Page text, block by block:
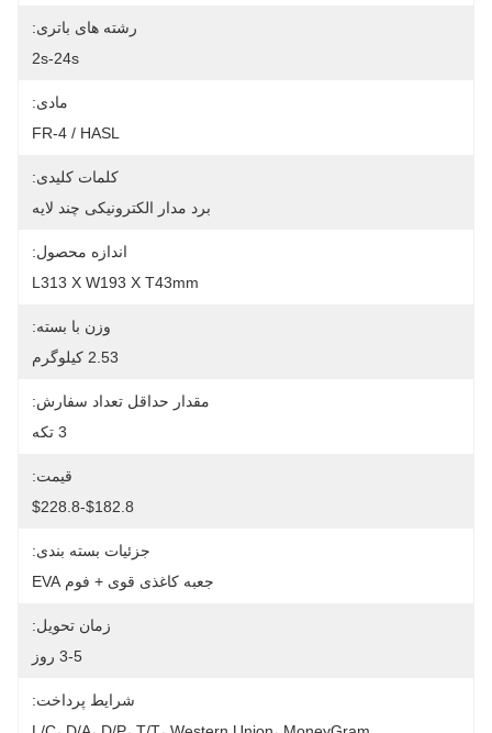
رشته های باتری:
2s-24s
مادی:
FR-4 / HASL
کلمات کلیدی:
برد مدار الکترونیکی چند لایه
اندازه محصول:
L313 X W193 X T43mm
وزن با بسته:
2.53 کیلوگرم
مقدار حداقل تعداد سفارش:
3 تکه
قیمت:
$182.8-$228.8
جزئیات بسته بندی:
جعبه کاغذی قوی + فوم EVA
زمان تحویل:
3-5 روز
شرایط پرداخت: